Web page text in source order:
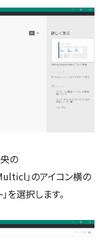
の
」のアイコン横の
を選択します。